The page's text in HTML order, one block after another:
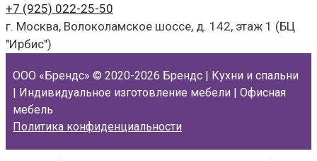
+7 (925) 022-25-50
г. Москва, Волоколамское шоссе, д. 142, этаж 1 (БЦ
"Ирбис")
ООО «Брендс» © 2020-2026 Брендс | Кухни и спальни
| Индивидуальное изготовление мебели | Офисная
мебель
Политика конфиденциальности